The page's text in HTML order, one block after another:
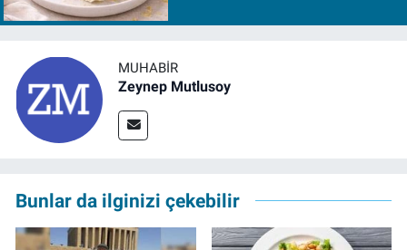
MUHABIR
Zeynep Mutlusoy
Bunlar da ilginizi çekebilir